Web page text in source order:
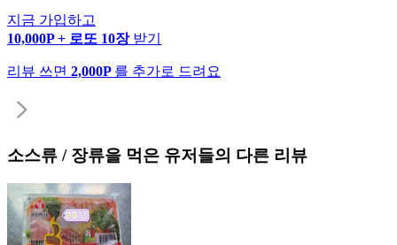
지금 가입하고
10,000P + 로또 10장 받기
리뷰 쓰면 2,000P 를 추가로 드려요
소스류 / 장류을 먹은 유저들의 다른 리뷰